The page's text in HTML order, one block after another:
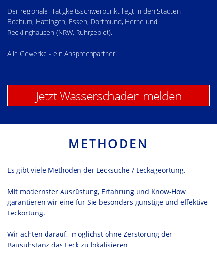
Der regionale Tätigkeitsschwerpunkt liegt in den Städten
Bochum, Hattingen, Essen, Dortmund, Herne und
Recklinghausen (NRW, Ruhrgebiet).
Alle Gewerke - ein Ansprechpartner!
Jetzt Wasserschaden melden
METHODEN
Es gibt viele Methoden der Lecksuche / Leckageortung.
Mit modernster Ausrüstung, Erfahrung und Know-How
garantieren wir eine für Sie besonders günstige und effektive
Leckortung.
Wir achten darauf, möglichst ohne Zerstörung der
Bausubstanz das Leck zu lokalisieren.